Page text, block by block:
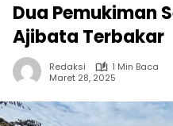
Dua Pemukiman
Ajibata Terbakar
Redaksi
1 Min Baca
Maret 28, 2025